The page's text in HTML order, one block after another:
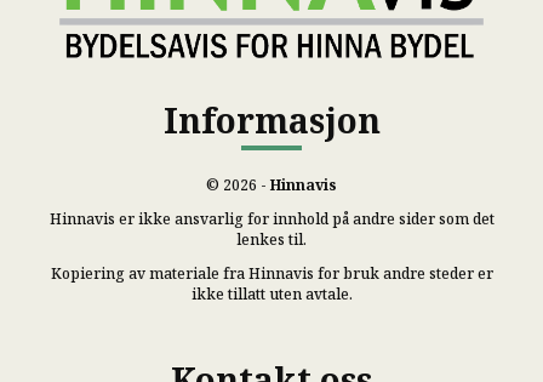
Informasjon
© 2026 - Hinnavis
Hinnavis er ikke ansvarlig for innhold på andre sider som det
lenkes til.
Kopiering av materiale fra Hinnavis for bruk andre steder er
ikke tillatt uten avtale.